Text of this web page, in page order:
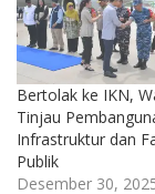
Bertolak ke IKN,
Tinjau
Infrastruktur dan
Publik
Desember 30,